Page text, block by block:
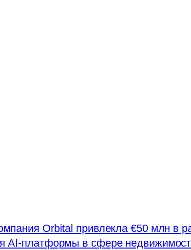
Orbital привлекла €50 млн в
AI-платформы в сфере